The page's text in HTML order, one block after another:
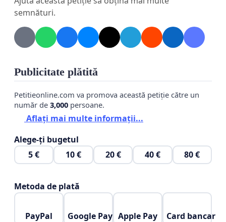
Dacă și tu consideri că respectul trebuie să fie mai
această petiție.
semnături.
Publicitate plătită
Petitieonline.com va promova această petiție către un
număr de 3,000 persoane.
Aflați mai multe informații...
Alege-ți bugetul
5 €
10 € 20 € 40 € 80 €
Metoda de plată
PayPal Google Pay Apple Pay Card bancar